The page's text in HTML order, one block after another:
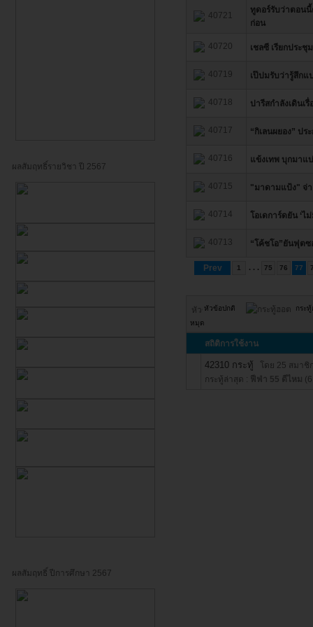
ผลสัมฤทธิ์รายวิชา ปี 2567
ผลสัมฤทธิ์ ปีการศึกษา 2567
40721
ทูดอร์รับว่าตอนนี้
ก่อน
40720 เชลซี เรียกประ
40719 เป๊ปมรับว่ารู้สึก
40718 ปารีสกำลังเดินเ
40717 “กิเลนผยอง” ปร
40716 แข้งเทพ บุกมาแ
40715 "มาดามแป้ง" จ่า
40714 โอเดการ์ดยัน ‘
40713 “โค้ชโอ”ยันฟุต
Prev 1 . . . 75 76 77
หัวข้อปกติ
กระ
หมุด
สถิติการใช้งาน
42310 กระทู้ โดย 25 สมา
กระทู้ล่าสุด : ฟีฟ่า 55 ดีไหม